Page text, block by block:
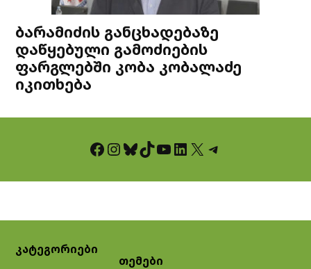
ბარამიძის განცხადებაზე
დაწყებული გამოძიების
ფარგლებში კობა კობალაძე
იკითხება
Facebook InstagramBluesky TikTok YouTube LinkedIn X Telegram
კატეგორიები
თემები